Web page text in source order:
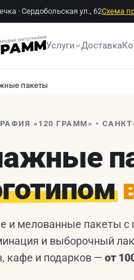
· Сердобольская ул., 62Схема
Услуги Доставка
пакеты
«120 ГРАММ» •
и мелованные пакеты
и выборочный
кафе и подарков — от